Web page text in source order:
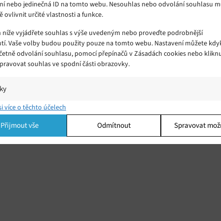
nebo jedinečná ID na tomto webu. Nesouhlas nebo odvolání souhlasu
ovlivnit určité vlastnosti a funkce.
vyjádřete souhlas s výše uvedeným nebo proveďte podrobnější
Vaše volby budou použity pouze na tomto webu. Nastavení můžete
odvolání souhlasu, pomocí přepínačů v Zásadách cookies nebo
souhlas ve spodní části obrazovky.
a/nebo přístup k informacím v zařízení, Porozumění publiku
kombinací údajů z různých zdrojů.
více o těchto účelech
Přijmout vše Odmítnout Spravovat